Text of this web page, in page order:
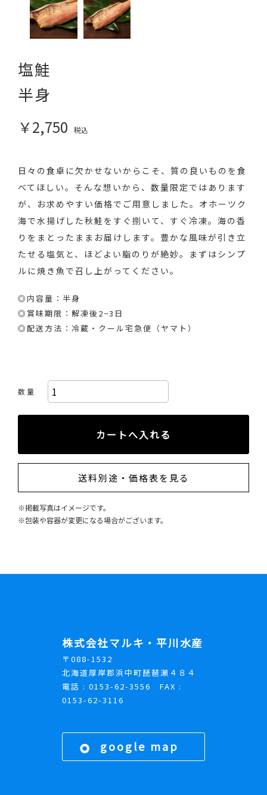
塩鮭
半身
￥2,750 税込
日々の食卓に欠かせないからこそ、質の良いものを食
べてほしい。そんな想いから、数量限定ではあります
が、お求めやすい価格でご用意しました。オホーツク
海で水揚げした秋鮭をすぐ捌いて、すぐ冷凍。海の香
りをまとったままお届けします。豊かな風味が引き立
たせる塩気と、ほどよい脂のりが絶妙。まずはシンプ
ルに焼き魚で召し上がってください。
◎内容量：半身
◎賞味期限：解凍後2−3日
◎配送方法：冷蔵・クール宅急便（ヤマト）
数 量
送料別途・価格表を見る
※掲載写真はイメージです。
※包装や容器が変更になる場合がございます。
株式会社マルキ・平川水産
〒088-1532
北海道厚岸郡浜中町琵琶瀬４８４
電話 : 0153-62-3556 FAX :
0153-62-3116
google map